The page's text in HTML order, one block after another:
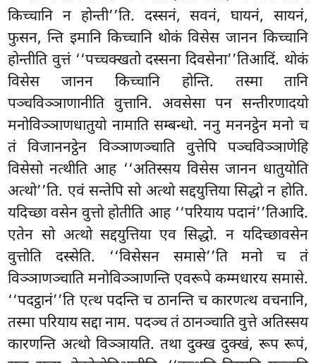
किच्चानि न होन्ती’’ति. दस्सनं, सवनं, घायनं, सायनं,
फुसन, न्ति इमानि किच्चानि थोकं विसेस जानन किच्चानि
होन्तीति वुत्तं ‘‘पच्चक्खतो दस्सना दिवसेना’’तिआदिं. थोकं
विसेस जानन किच्चानि होन्ति. तस्मा तानि
पञ्चविञ्ञाणानीति वुत्तानि. अवसेसा पन सन्तीरणादयो
मनोविञ्ञाणधातुयो नामाति सम्बन्धो. ननु मननट्ठेन मनो च
तं विजाननट्ठेन विञ्ञाणञ्चाति वुत्तेपि पञ्चविञ्ञाणेहि
विसेसो नत्थीति आह ‘‘अतिस्सय विसेस जानन धातुयोति
अत्थो’’ति. एवं सन्तेपि सो अत्थो सद्दयुत्तिया सिद्धो न होति.
यदिच्छा वसेन वुत्तो होतीति आह ‘‘परियाय पदानं’’तिआदि.
एतेन सो अत्थो सद्दयुत्तिया एव सिद्धो. न यदिच्छावसेन
वुत्तोति दस्सेति. ‘‘विसेसन समासे’’ति मनो च तं
विञ्ञाणञ्चाति मनोविञ्ञाणन्ति एवरूपे कम्मधारय समासे.
‘‘पदट्ठानं’’ति एत्थ पदन्ति च ठानन्ति च कारणत्थ वचनानि,
तस्मा परियाय सद्दा नाम. पदञ्च तं ठानञ्चाति वुत्ते अतिस्सय
कारणन्ति अत्थो विञ्ञायति. तथा दुक्ख दुक्खं, रूप रूपं,